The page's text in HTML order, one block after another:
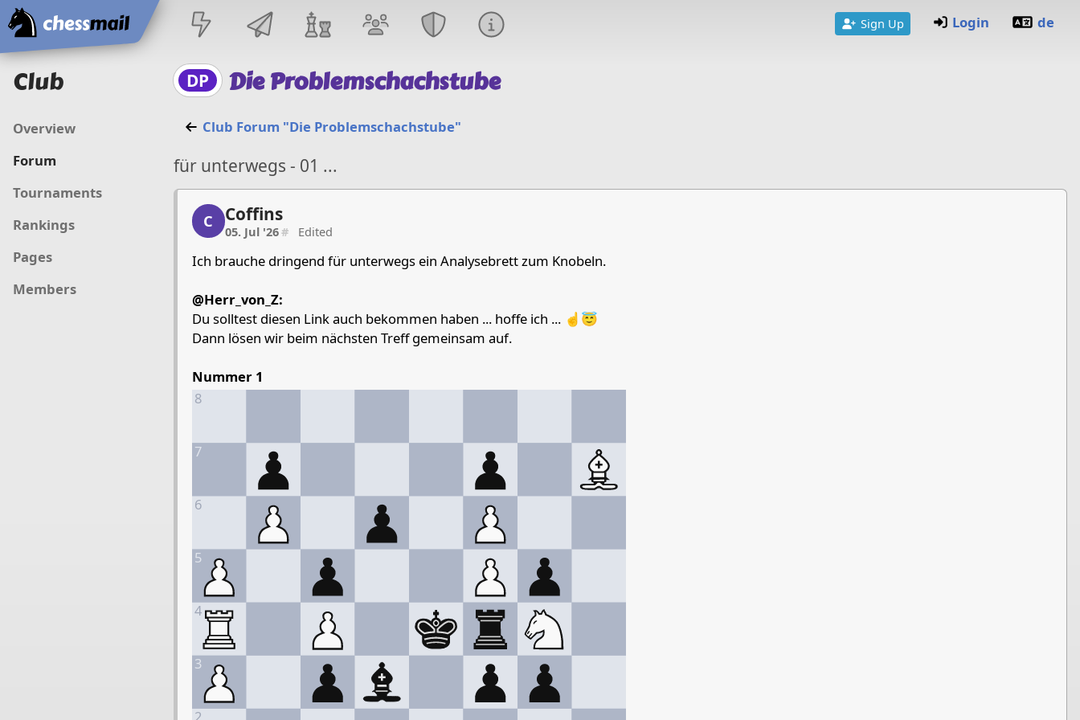
Home
Sign Up Login de
Club
Overview
Forum
Tournaments
Rankings
Pages
Members
DP Die Problemschachstube
Club Forum "Die Problemschachstube"
für unterwegs - 01 ...
Coffins, 1/1, 05. Jul '26
C Coffins
05. Jul '26# Edited
Ich brauche dringend für unterwegs ein Analysebrett zum Knobeln.
@Herr_von_Z:
Du solltest diesen Link auch bekommen haben ... hoffe ich ... ☝️😇
Dann lösen wir beim nächsten Treff gemeinsam auf.
Nummer 1
8
7
6
5
4
3